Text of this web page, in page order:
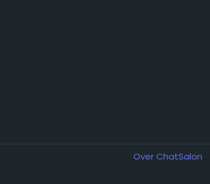
Over ChatSalon